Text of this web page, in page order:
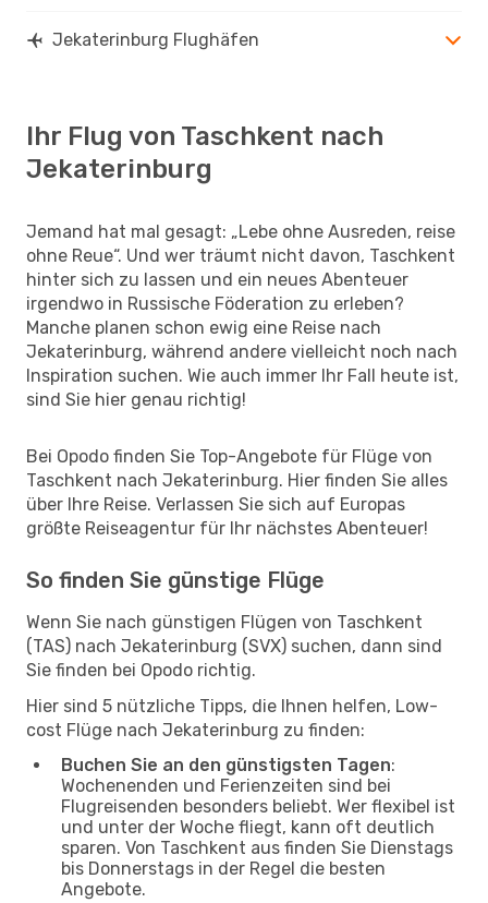
Jekaterinburg Flughäfen
Ihr Flug von Taschkent nach
Jekaterinburg
Jemand hat mal gesagt: „Lebe ohne Ausreden, reise
ohne Reue“. Und wer träumt nicht davon, Taschkent
hinter sich zu lassen und ein neues Abenteuer
irgendwo in Russische Föderation zu erleben?
Manche planen schon ewig eine Reise nach
Jekaterinburg, während andere vielleicht noch nach
Inspiration suchen. Wie auch immer Ihr Fall heute ist,
sind Sie hier genau richtig!
Bei Opodo finden Sie Top-Angebote für Flüge von
Taschkent nach Jekaterinburg. Hier finden Sie alles
über Ihre Reise. Verlassen Sie sich auf Europas
größte Reiseagentur für Ihr nächstes Abenteuer!
So finden Sie günstige Flüge
Wenn Sie nach günstigen Flügen von Taschkent
(TAS) nach Jekaterinburg (SVX) suchen, dann sind
Sie finden bei Opodo richtig.
Hier sind 5 nützliche Tipps, die Ihnen helfen, Low-
cost Flüge nach Jekaterinburg zu finden:
Buchen Sie an den günstigsten Tagen:
Wochenenden und Ferienzeiten sind bei
Flugreisenden besonders beliebt. Wer flexibel ist
und unter der Woche fliegt, kann oft deutlich
sparen. Von Taschkent aus finden Sie Dienstags
bis Donnerstags in der Regel die besten
Angebote.